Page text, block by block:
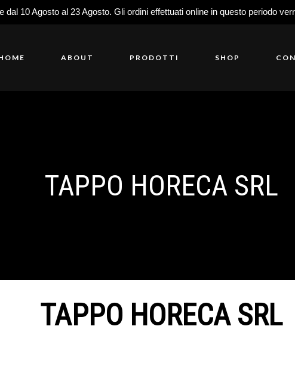
dal 10 Agosto al 23 Agosto. Gli ordini effettuati online in questo periodo
ABOUT PRODOTTI SHOP
TAPPO HORECA SRL
TAPPO HORECA SRL